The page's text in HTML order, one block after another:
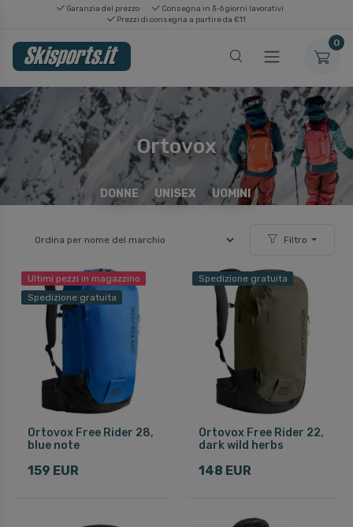
Garanzia del prezzo
Consegna in 3-6 giorni lavorativi
Prezzi di consegna a partire da €11
0
Ortovox
DONNE UNISEX UOMINI
Filtro
Ultimi pezzi in magazzino
Spedizione gratuita
Ortovox Free Rider 28,
blue note
159 EUR
Spedizione gratuita
Ortovox Free Rider 22,
dark wild herbs
148 EUR